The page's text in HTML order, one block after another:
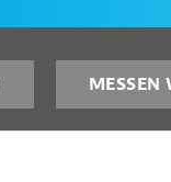
MESSEN